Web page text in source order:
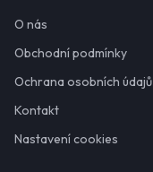
O nás
Obchodní podmínky
Ochrana osobních údajů
Kontakt
Nastavení cookies